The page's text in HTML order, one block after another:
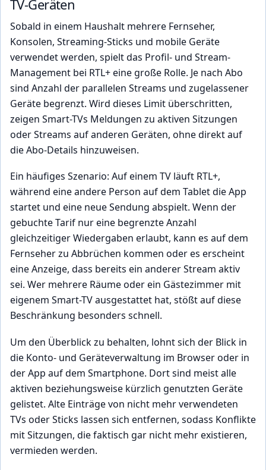
TV-Geräten
Sobald in einem Haushalt mehrere Fernseher,
Konsolen, Streaming-Sticks und mobile Geräte
verwendet werden, spielt das Profil- und Stream-
Management bei RTL+ eine große Rolle. Je nach Abo
sind Anzahl der parallelen Streams und zugelassener
Geräte begrenzt. Wird dieses Limit überschritten,
zeigen Smart-TVs Meldungen zu aktiven Sitzungen
oder Streams auf anderen Geräten, ohne direkt auf
die Abo-Details hinzuweisen.
Ein häufiges Szenario: Auf einem TV läuft RTL+,
während eine andere Person auf dem Tablet die App
startet und eine neue Sendung abspielt. Wenn der
gebuchte Tarif nur eine begrenzte Anzahl
gleichzeitiger Wiedergaben erlaubt, kann es auf dem
Fernseher zu Abbrüchen kommen oder es erscheint
eine Anzeige, dass bereits ein anderer Stream aktiv
sei. Wer mehrere Räume oder ein Gästezimmer mit
eigenem Smart-TV ausgestattet hat, stößt auf diese
Beschränkung besonders schnell.
Um den Überblick zu behalten, lohnt sich der Blick in
die Konto- und Geräteverwaltung im Browser oder in
der App auf dem Smartphone. Dort sind meist alle
aktiven beziehungsweise kürzlich genutzten Geräte
gelistet. Alte Einträge von nicht mehr verwendeten
TVs oder Sticks lassen sich entfernen, sodass Konflikte
mit Sitzungen, die faktisch gar nicht mehr existieren,
vermieden werden.